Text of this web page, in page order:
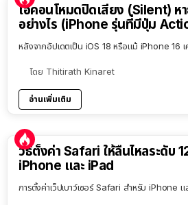
ไอคอนโหมดปิดเสียง (Silent) ห
อย่างไร (iPhone รุ่นที่มีปุ่ม
หลังจากอัปเดตเป็น iOS 18 หรือแม้ iPhone 16
โดย Thitirath Kinaret
อ่านเพิ่มเติม
วิธีตั้งค่า Safari ให้ลื่นไหลระดับ
iPhone และ iPad
การตั้งค่าเว็ปเบาว์เซอร์ Safari สำหรับ iPhone